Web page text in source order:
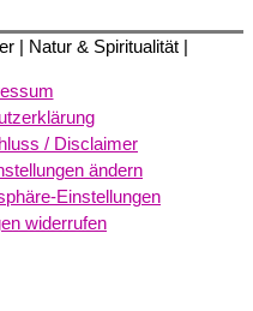
| Natur & Spiritualität |
/ Disclaimer
ändern
Einstellungen
widerrufen